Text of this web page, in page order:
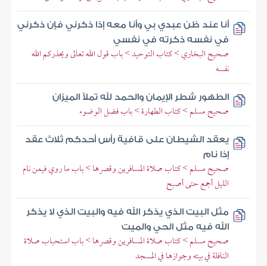
أنا عند ظن عبدي بي وأنا معه إذا ذكرني فإن ذكرني
في نفسه ذكرته في نفسي
صحيح البخاري > كتاب التوحيد > باب قول الله تعالى ويحذركم الله
نفسه
الطهور شطر الإيمان والحمد لله تملأ الميزان
صحيح مسلم > كتاب الطهارة > باب فضل الوضوء
يعقد الشيطان على قافية رأس أحدكم ثلاث عقد
إذا نام
صحيح مسلم > كتاب صلاة المسافرين وقصرها > باب ما روي فيمن نام
الليل أجمع حتى أصبح
مثل البيت الذي يذكر الله فيه والبيت الذي لا يذكر
الله فيه مثل الحي والميت
صحيح مسلم > كتاب صلاة المسافرين وقصرها > باب استحباب صلاة
النافلة في بيته وجوازها في المسجد